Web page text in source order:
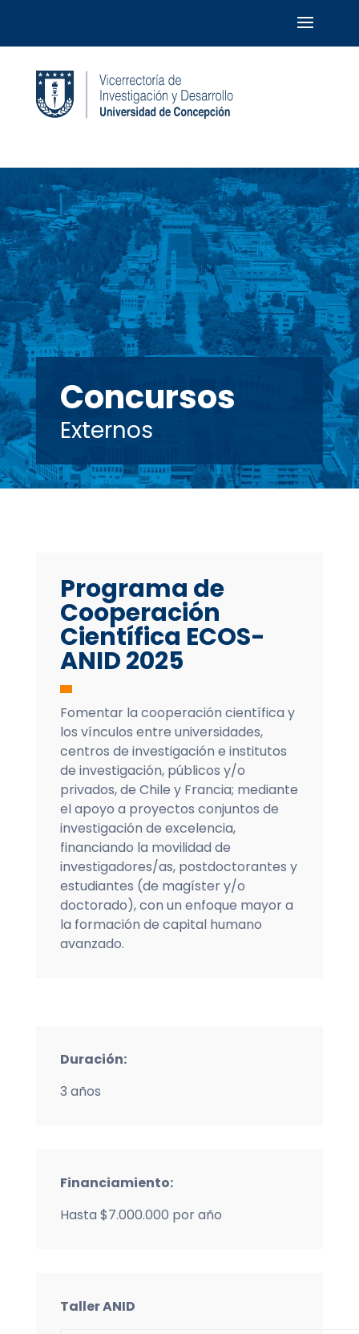
Concursos
Externos
Programa de
Cooperación
Científica ECOS-
ANID 2025
Fomentar la cooperación científica y
los vínculos entre universidades,
centros de investigación e institutos
de investigación, públicos y/o
privados, de Chile y Francia; mediante
el apoyo a proyectos conjuntos de
investigación de excelencia,
financiando la movilidad de
investigadores/as, postdoctorantes y
estudiantes (de magíster y/o
doctorado), con un enfoque mayor a
la formación de capital humano
avanzado.
Duración:
3 años
Financiamiento:
Hasta $7.000.000 por año
Taller ANID